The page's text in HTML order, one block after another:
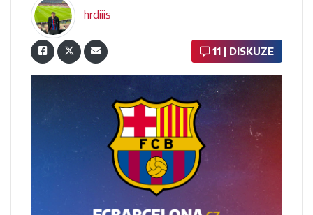
hrdiiis
11 | DISKUZE